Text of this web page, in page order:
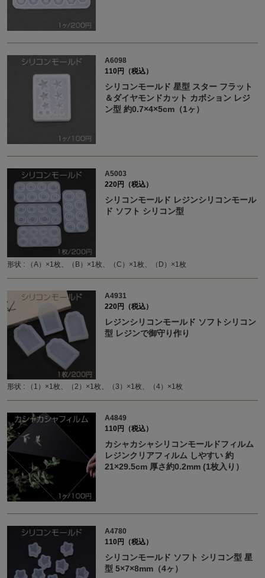
A6098
110円（税込）
シリコンモールド 星型 スター フラット
＆ダイヤモンドカット カボション レジ
ン型 約0.7×4×5cm（1ヶ）
A5003
220円（税込）
シリコンモールド レジンシリコンモール
ド ソフト シリコン型
形状 : （A）×1枚、（B）×1枚、（C）×1枚、（D）×1枚
A4931
220円（税込）
レジンシリコンモールド ソフトシリコン
型 レジンで御守り作り
形状 : （1）×1枚、（2）×1枚、（3）×1枚、（4）×1枚
A4849
110円（税込）
カシャカシャシリコンモールドフィルム
レジンクリアフィルム しやすい 約
21×29.5cm 厚さ約0.2mm (1枚入り）
A4780
110円（税込）
シリコンモールド ソフト シリコン型 星
型 5×7×8mm（4ヶ）